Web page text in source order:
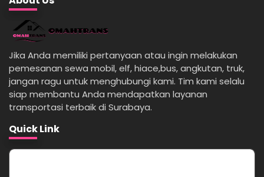
Jika Anda memiliki pertanyaan atau ingin melakukan
pemesanan sewa mobil, elf, hiace,bus, angkutan, truk,
jangan ragu untuk menghubungi kami. Tim kami selalu
siap membantu Anda mendapatkan layanan
transportasi terbaik di Surabaya.
Quick Link